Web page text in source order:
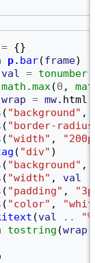
= {}
p. bar(frame)
val = tonumber(
math.max(0 ,
wrap = mw. html
( "background" ,
( "border-
( "width" ,
( "div" )
( "background" ,
( "width" , val
( "padding" ,
( "color" ,
(val ..
tostring (wrap)